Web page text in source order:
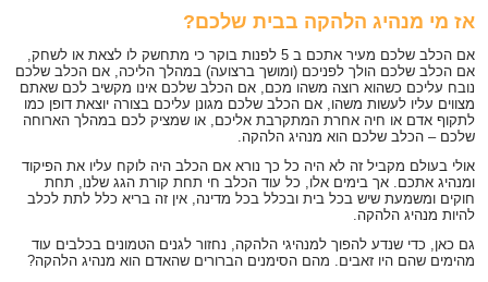
אז מי מנהיג הלהקה בבית שלכם?
אם הכלב שלכם מעיר אתכם ב 5 לפנות בוקר כי מתחשק לו לצאת או לשחק,
אם הכלב שלכם הולך לפניכם (ומושך ברצועה) במהלך הליכה, אם הכלב שלכם
נובח עליכם כשהוא רוצה משהו מכם, אם הכלב שלכם אינו מקשיב לכם שאתם
מצווים עליו לעשות משהו, אם הכלב שלכם מגונן עליכם בצורה יוצאת דופן כמו
לתקוף אדם או חיה אחרת המתקרבת אליכם, או שמציק לכם במהלך הארוחה
שלכם – הכלב שלכם הוא מנהיג הלהקה.
אולי בעולם מקביל זה לא היה כל כך נורא אם הכלב היה לוקח עליו את הפיקוד
ומנהיג אתכם. אך בימים אלו, כל עוד הכלב חי תחת קורת הגג שלנו, תחת
חוקים ומשמעת שיש בכל בית ובכלל בכל מדינה, אין זה בריא כלל לתת לכלב
להיות מנהיג הלהקה.
גם כאן, כדי שנדע להפוך למנהיגי הלהקה, נחזור לגנים הטמונים בכלבים עוד
מהימים שהם היו זאבים. מהם הסימנים הברורים שהאדם הוא מנהיג הלהקה?